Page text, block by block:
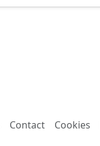
Contact Cookies